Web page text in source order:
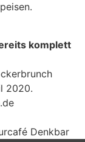
komplett
2020.
Denkbar